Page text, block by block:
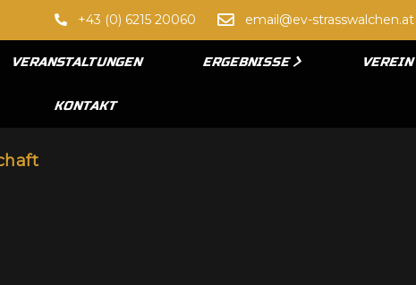
+43 (0) 6215 20060 email@ev-strasswalchen.at
VERANSTALTUNGEN ERGEBNISSE VEREIN
KONTAKT